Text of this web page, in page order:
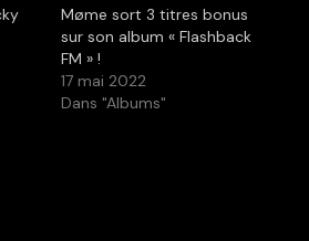
Møme sort 3 titres bonus
sur son album « Flashback
FM » !
17 mai 2022
Dans "Albums"